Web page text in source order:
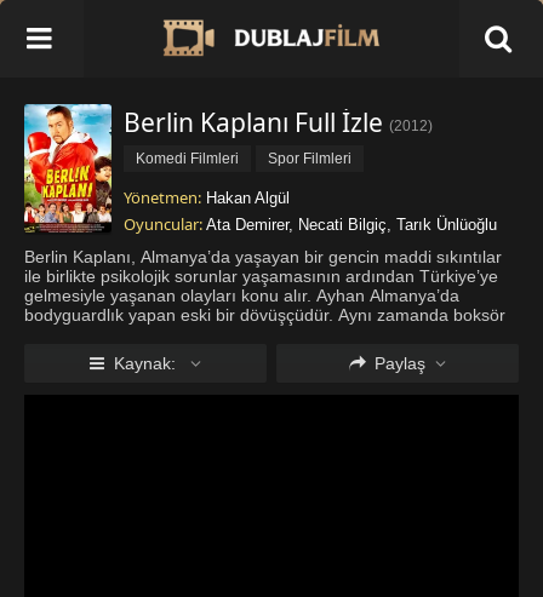
Berlin Kaplanı Full İzle (2012)
Komedi Filmleri
Spor Filmleri
Yönetmen: Hakan Algül
Oyuncular: Ata Demirer, Necati Bilgiç, Tarık Ünlüoğlu
Berlin Kaplanı, Almanya’da yaşayan bir gencin maddi sıkıntılar
ile birlikte psikolojik sorunlar yaşamasının ardından Türkiye’ye
gelmesiyle yaşanan olayları konu alır. Ayhan Almanya’da
bodyguardlık yapan eski bir dövüşçüdür. Aynı zamanda boksör
... Daha fazla göster
Kaynak: Paylaş